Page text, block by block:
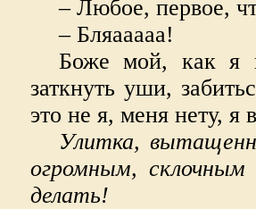
– Любое, первое,
– Бляааааа!
Боже мой, как я
заткнуть уши,
это не я, меня нету, я
Улитка,
огромным,
делать!